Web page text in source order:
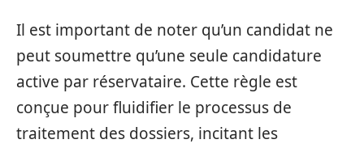
Il est important de noter qu’un candidat ne
peut soumettre qu’une seule candidature
active par réservataire. Cette règle est
conçue pour fluidifier le processus de
traitement des dossiers, incitant les